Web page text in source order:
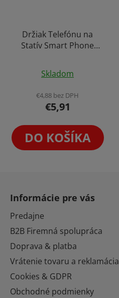
Držiak Telefónu na
Statív Smart Phone
hodnotenie
produktu
je
z
Skladom
€4,88 bez DPH
€5,91
DO KOŠÍKA
Informácie pre vás
Predajne
B2B Firemná spolupráca
Doprava & platba
Vrátenie tovaru a reklamácia
Cookies & GDPR
Obchodné podmienky